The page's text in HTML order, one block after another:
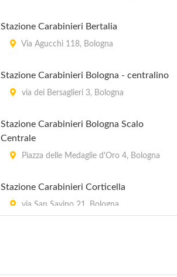
Stazione Carabinieri Bertalia
Via Agucchi 118, Bologna
Stazione Carabinieri Bologna - centralino
via dei Bersaglieri 3, Bologna
Stazione Carabinieri Bologna Scalo
Centrale
Piazza delle Medaglie d'Oro 4, Bologna
Stazione Carabinieri Corticella
via San Savino 21, Bologna